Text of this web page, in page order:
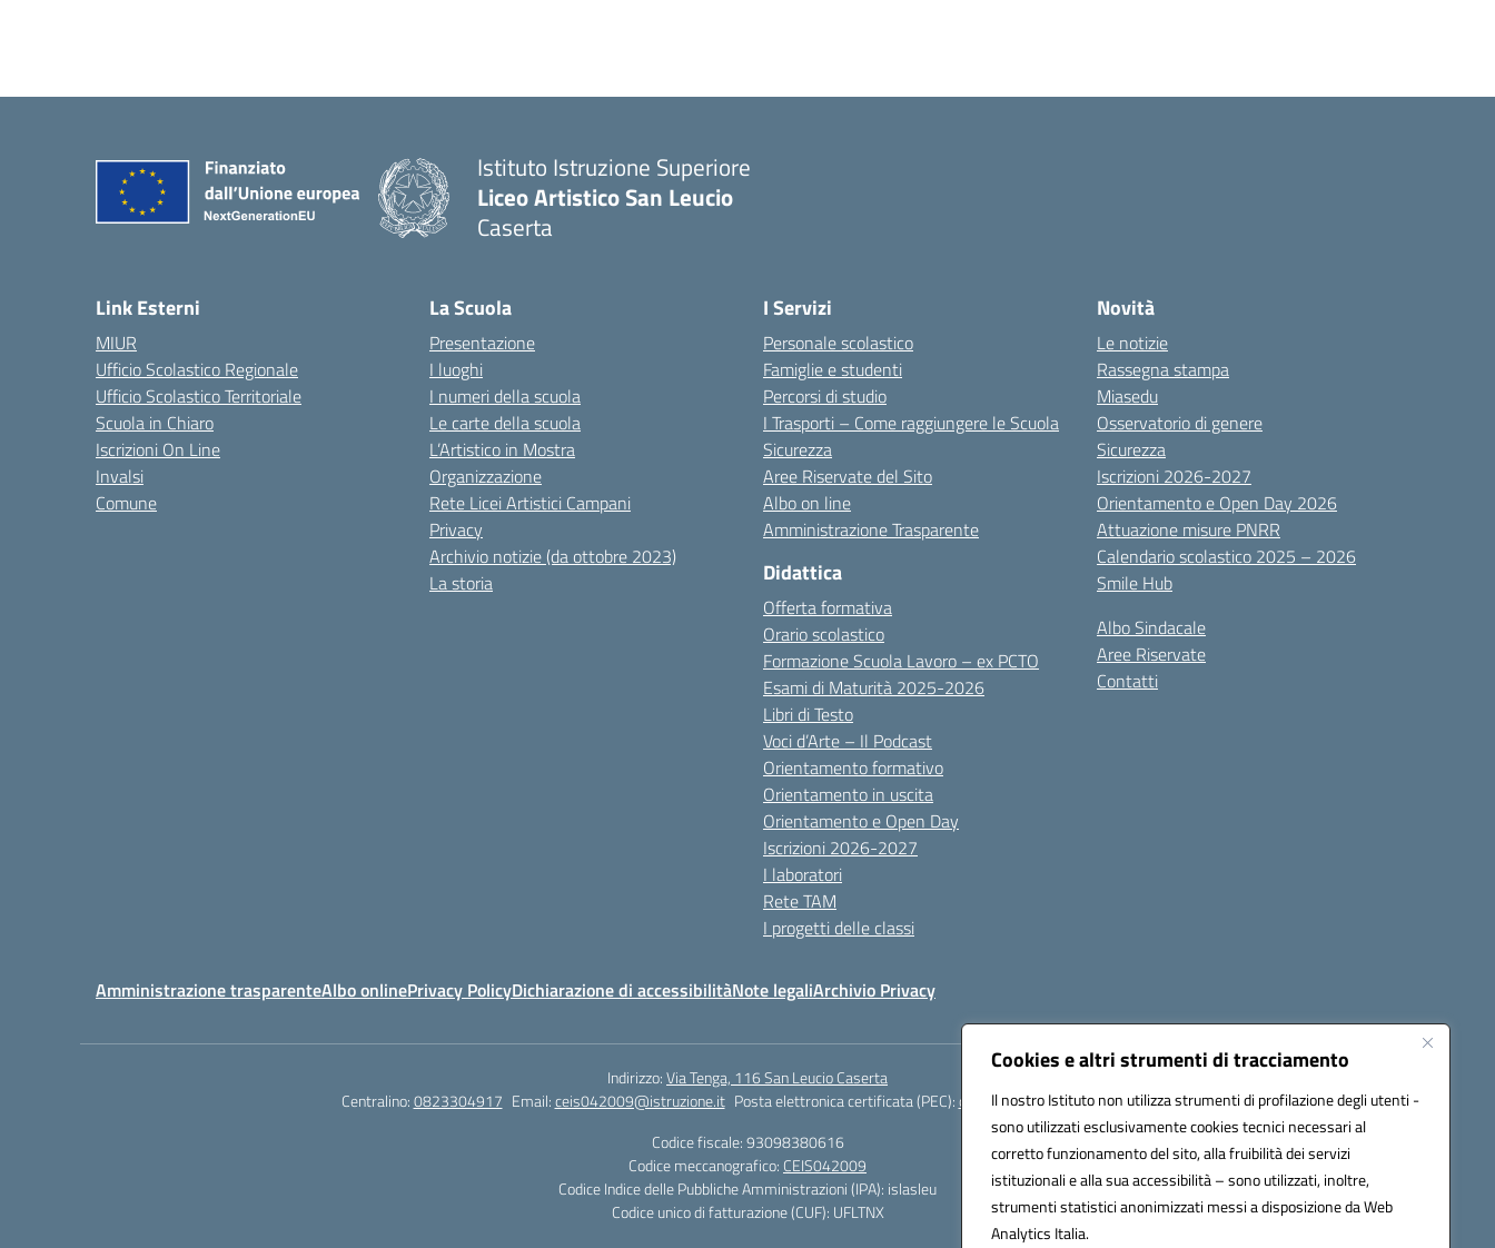
Cookies e altri strumenti di tracciamento
Il nostro Istituto non utilizza strumenti di profilazione degli utenti -
sono utilizzati esclusivamente cookies tecnici necessari al
corretto funzionamento del sito, alla fruibilità dei servizi
istituzionali e alla sua accessibilità – sono utilizzati, inoltre,
strumenti statistici anonimizzati messi a disposizione da Web
Analytics Italia.
Istituto Istruzione Superiore
Liceo Artistico San Leucio
Caserta
Link Esterni
MIUR
Ufficio Scolastico Regionale
Ufficio Scolastico Territoriale
Scuola in Chiaro
Iscrizioni On Line
Invalsi
Comune
La Scuola
Presentazione
I luoghi
I numeri della scuola
Le carte della scuola
L’Artistico in Mostra
Organizzazione
Rete Licei Artistici Campani
Privacy
Archivio notizie (da ottobre 2023)
La storia
I Servizi
Personale scolastico
Famiglie e studenti
Percorsi di studio
I Trasporti – Come raggiungere le Scuola
Sicurezza
Aree Riservate del Sito
Albo on line
Amministrazione Trasparente
Didattica
Offerta formativa
Orario scolastico
Formazione Scuola Lavoro – ex PCTO
Esami di Maturità 2025-2026
Libri di Testo
Voci d’Arte – Il Podcast
Orientamento formativo
Orientamento in uscita
Orientamento e Open Day
Iscrizioni 2026-2027
I laboratori
Rete TAM
I progetti delle classi
Novità
Le notizie
Rassegna stampa
Miasedu
Osservatorio di genere
Sicurezza
Iscrizioni 2026-2027
Orientamento e Open Day 2026
Attuazione misure PNRR
Calendario scolastico 2025 – 2026
Smile Hub
Albo Sindacale
Aree Riservate
Contatti
Amministrazione trasparenteAlbo onlinePrivacy PolicyDichiarazione di accessibilitàNote legaliArchivio Privacy
Indirizzo:Via Tenga, 116 San Leucio Caserta
Centralino:0823304917 Email:ceis042009@istruzione.it Posta elettronica certificata (PEC):ceis042009@pec.istruzione.it
Codice fiscale: 93098380616
Codice meccanografico: CEIS042009
Codice Indice delle Pubbliche Amministrazioni (IPA): islasleu
Codice unico di fatturazione (CUF): UFLTNX